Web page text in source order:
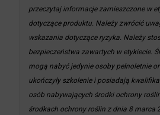
przeczytaj informacje zamieszczone w
dotyczące produktu. Należy zwrócić
wskazania dotyczące ryzyka. Należy
bezpieczeństwa zawartych w etykiecie.
mogą nabyć jedynie osoby pełnoletnie
ukończyły szkolenie i posiadają
osób nabywających środki ochrony
środkach ochrony roślin z dnia 8 marca